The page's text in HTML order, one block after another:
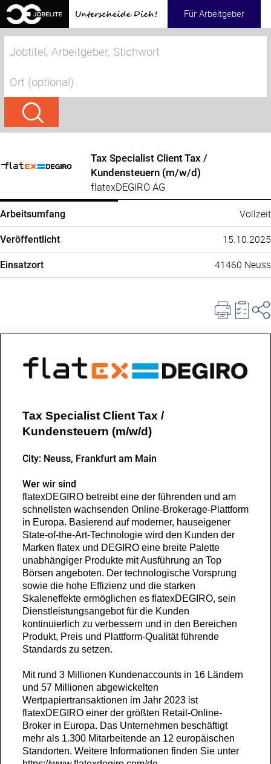
Für Arbeitgeber
Tax Specialist Client Tax /
Kundensteuern (m/w/d)
flatexDEGIRO AG
Arbeitsumfang Vollzeit
Veröffentlicht 15.10.2025
Einsatzort 41460 Neuss
Tax Specialist Client Tax /
Kundensteuern (m/w/d)
City: Neuss, Frankfurt am Main
Wer wir sind
flatexDEGIRO betreibt eine der führenden und am
schnellsten wachsenden Online-Brokerage-Plattform
in Europa. Basierend auf moderner, hauseigener
State-of-the-Art-Technologie wird den Kunden der
Marken flatex und DEGIRO eine breite Palette
unabhängiger Produkte mit Ausführung an Top
Börsen angeboten. Der technologische Vorsprung
sowie die hohe Effizienz und die starken
Skaleneffekte ermöglichen es flatexDEGIRO, sein
Dienstleistungsangebot für die Kunden
kontinuierlich zu verbessern und in den Bereichen
Produkt, Preis und Plattform-Qualität führende
Standards zu setzen.
Mit rund 3 Millionen Kundenaccounts in 16 Ländern
und 57 Millionen abgewickelten
Wertpapiertransaktionen im Jahr 2023 ist
flatexDEGIRO einer der größten Retail-Online-
Broker in Europa. Das Unternehmen beschäftigt
mehr als 1.300 Mitarbeitende an 12 europäischen
Standorten. Weitere Informationen finden Sie unter